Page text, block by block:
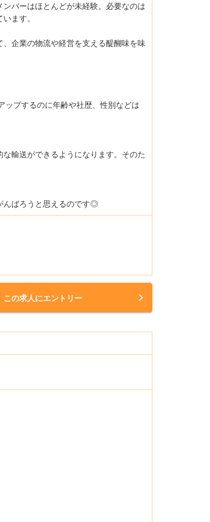
バーはほとんどが未経験。必要なのは
ます。
企業の物流や経営を支える醍醐味を味
ップするのに年齢や社歴、性別などは
輸送ができるようになります。そのた
んばろうと思えるのです◎
この求人にエントリー